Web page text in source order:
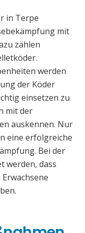
in Terpe
mit
zählen
werden
der Köder
einsetzen zu
mit der
auskennen. Nur
eine erfolgreiche
Bei der
werden, dass